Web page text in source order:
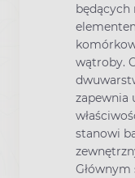
wątroby.
zapewnia
stanowi